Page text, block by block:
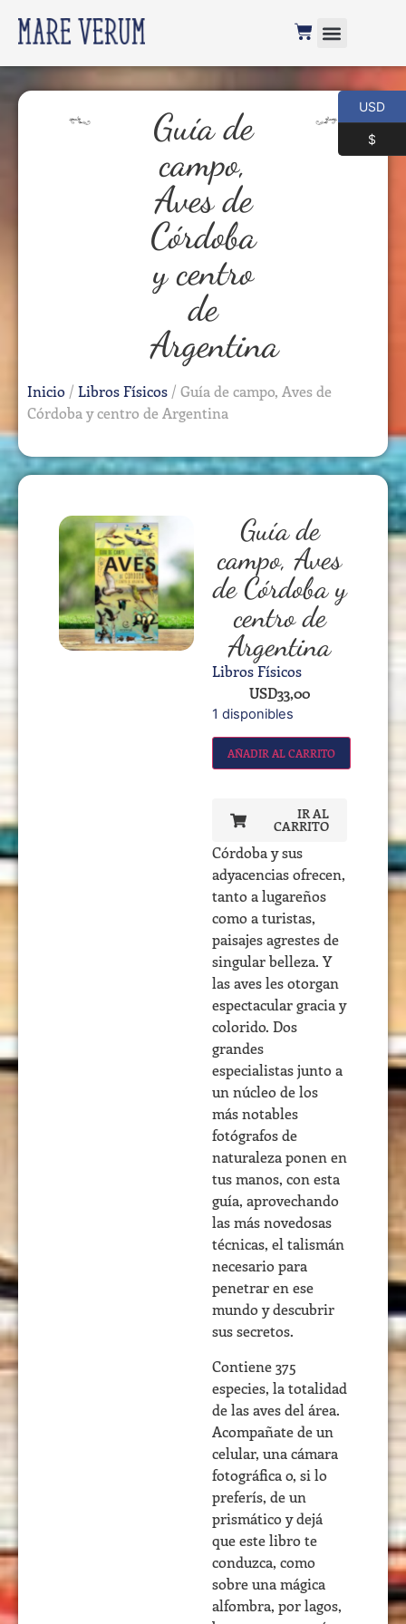
Guía de
campo,
Aves de
Córdoba
y centro
de
Argentina
Inicio / Libros Físicos / Guía de campo, Aves de
Córdoba y centro de Argentina
Guía de
campo, Aves
de Córdoba y
centro de
Argentina
Libros Físicos
USD33,00
1 disponibles
AÑADIR AL CARRITO
IR AL
CARRITO
Córdoba y sus
adyacencias ofrecen,
tanto a lugareños
como a turistas,
paisajes agrestes de
singular belleza. Y
las aves les otorgan
espectacular gracia y
colorido. Dos
grandes
especialistas junto a
un núcleo de los
más notables
fotógrafos de
naturaleza ponen en
tus manos, con esta
guía, aprovechando
las más novedosas
técnicas, el talismán
necesario para
penetrar en ese
mundo y descubrir
sus secretos.
Contiene 375
especies, la totalidad
de las aves del área.
Acompañate de un
celular, una cámara
fotográfica o, si lo
preferís, de un
prismático y dejá
que este libro te
conduzca, como
sobre una mágica
alfombra, por lagos,
USD
$